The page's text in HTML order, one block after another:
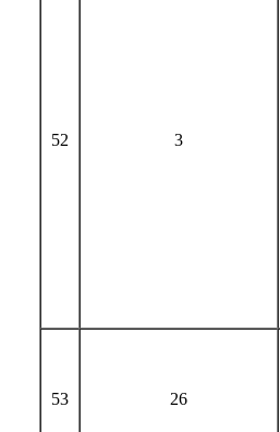
52 3
53 26